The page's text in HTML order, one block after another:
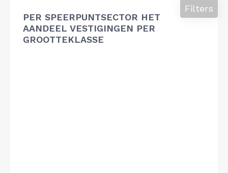
PER SPEERPUNTSECTOR HET
AANDEEL VESTIGINGEN PER
GROOTTEKLASSE
Filters